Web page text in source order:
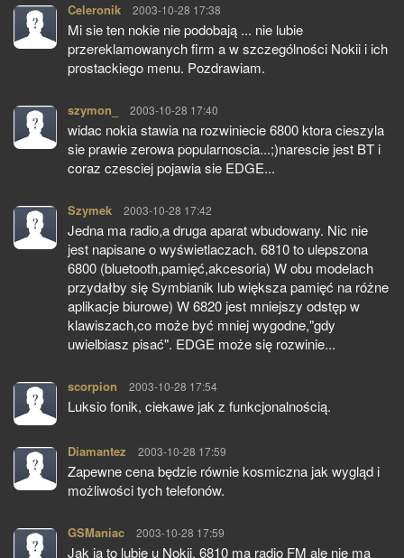
Celeronik pisze:
2003-10-28 17:38
Mi sie ten nokie nie podobają ... nie lubie
przereklamowanych firm a w szczególności Nokii i ich
prostackiego menu. Pozdrawiam.
szymon_ pisze:
2003-10-28 17:40
widac nokia stawia na rozwiniecie 6800 ktora cieszyla
sie prawie zerowa popularnoscia...;)narescie jest BT i
coraz czesciej pojawia sie EDGE...
Szymek pisze:
2003-10-28 17:42
Jedna ma radio,a druga aparat wbudowany. Nic nie
jest napisane o wyświetlaczach. 6810 to ulepszona
6800 (bluetooth,pamięć,akcesoria) W obu modelach
przydałby się Symbianik lub większa pamięć na różne
aplikacje biurowe) W 6820 jest mniejszy odstęp w
klawiszach,co może być mniej wygodne,"gdy
uwielbiasz pisać". EDGE może się rozwinie...
scorpion pisze:
2003-10-28 17:54
Luksio fonik, ciekawe jak z funkcjonalnością.
Diamantez pisze:
2003-10-28 17:59
Zapewne cena będzie równie kosmiczna jak wygląd i
możliwości tych telefonów.
GSManiac pisze:
2003-10-28 17:59
Jak ja to lubię u Nokii. 6810 ma radio FM ale nie ma